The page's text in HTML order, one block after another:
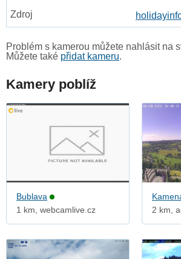
Problém s kamerou můžete nahlásit na
Můžete také přidat kameru.
Kamery poblíž
Bublava
1 km, webcamlive.cz
2 km,